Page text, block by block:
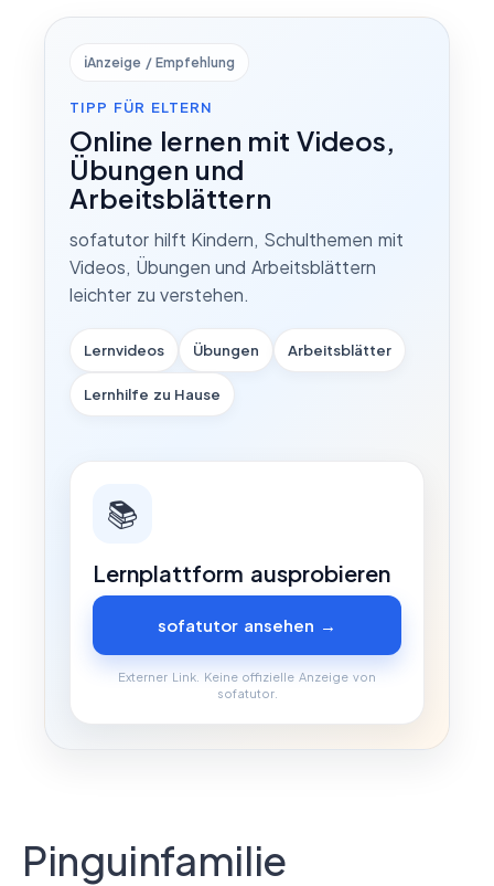
ℹ️Anzeige / Empfehlung
TIPP FÜR ELTERN
Online lernen mit Videos,
Übungen und
Arbeitsblättern
sofatutor hilft Kindern, Schulthemen mit
Videos, Übungen und Arbeitsblättern
leichter zu verstehen.
Lernvideos Übungen Arbeitsblätter
Lernhilfe zu Hause
📚
Lernplattform ausprobieren
sofatutor ansehen →
Externer Link. Keine offizielle Anzeige von
sofatutor.
Pinguinfamilie